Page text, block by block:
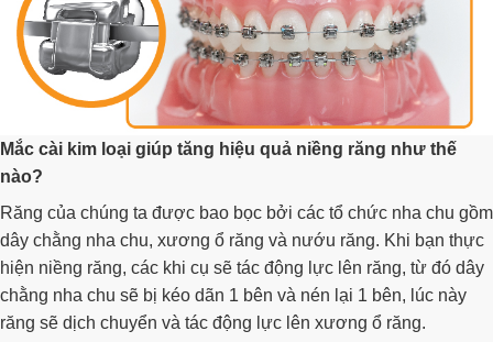
Mắc cài kim loại giúp tăng hiệu quả niềng răng như thế
nào?
Răng của chúng ta được bao bọc bởi các tổ chức nha chu gồm
dây chằng nha chu, xương ổ răng và nướu răng. Khi bạn thực
hiện niềng răng, các khi cụ sẽ tác động lực lên răng, từ đó dây
chằng nha chu sẽ bị kéo dãn 1 bên và nén lại 1 bên, lúc này
răng sẽ dịch chuyển và tác động lực lên xương ổ răng.